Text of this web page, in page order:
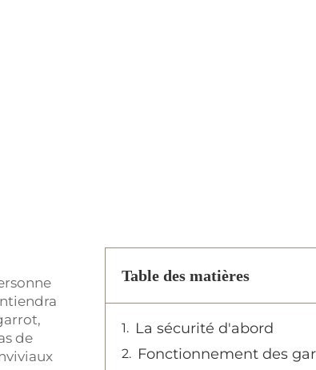
de
Table des matières
La sécurité d'abord
Fonctionnement des